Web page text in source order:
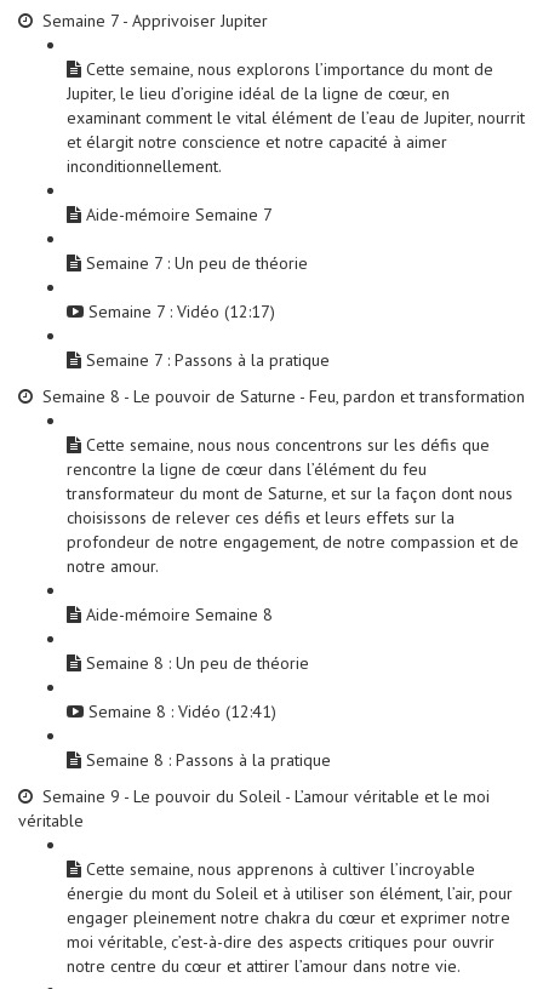
Semaine 7 - Apprivoiser Jupiter
Cette semaine, nous explorons l’importance du mont de
Jupiter, le lieu d’origine idéal de la ligne de cœur, en
examinant comment le vital élément de l’eau de Jupiter, nourrit
et élargit notre conscience et notre capacité à aimer
inconditionnellement.
Aide-mémoire Semaine 7
Semaine 7 : Un peu de théorie
Semaine 7 : Vidéo (12:17)
Semaine 7 : Passons à la pratique
Semaine 8 - Le pouvoir de Saturne - Feu, pardon et transformation
Cette semaine, nous nous concentrons sur les défis que
rencontre la ligne de cœur dans l’élément du feu
transformateur du mont de Saturne, et sur la façon dont nous
choisissons de relever ces défis et leurs effets sur la
profondeur de notre engagement, de notre compassion et de
notre amour.
Aide-mémoire Semaine 8
Semaine 8 : Un peu de théorie
Semaine 8 : Vidéo (12:41)
Semaine 8 : Passons à la pratique
Semaine 9 - Le pouvoir du Soleil - L’amour véritable et le moi
véritable
Cette semaine, nous apprenons à cultiver l’incroyable
énergie du mont du Soleil et à utiliser son élément, l’air, pour
engager pleinement notre chakra du cœur et exprimer notre
moi véritable, c’est-à-dire des aspects critiques pour ouvrir
notre centre du cœur et attirer l’amour dans notre vie.